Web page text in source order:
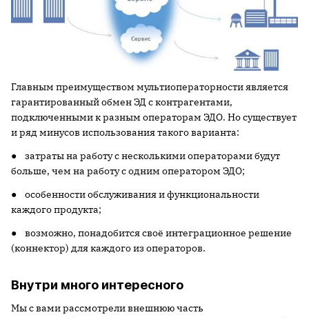
Главным преимуществом мультиоператорности является
гарантированный обмен ЭД с контрагентами,
подключенными к разным операторам ЭДО. Но существует
и ряд минусов использования такого варианта:
● затраты на работу с несколькими операторами будут
больше, чем на работу с одним оператором ЭДО;
● особенности обслуживания и функциональности
каждого продукта;
● возможно, понадобится своё интеграционное решение
(коннектор) для каждого из операторов.
Внутри много интересного
Мы с вами рассмотрели внешнюю часть